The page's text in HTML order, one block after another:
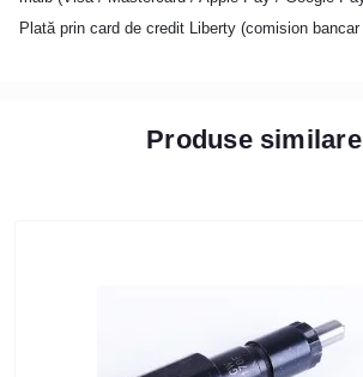
Plată prin card de credit Liberty (comision
Produse similare